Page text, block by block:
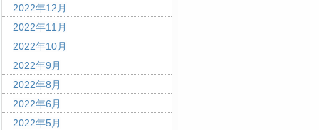
2022年12月
2022年11月
2022年10月
2022年9月
2022年8月
2022年6月
2022年5月